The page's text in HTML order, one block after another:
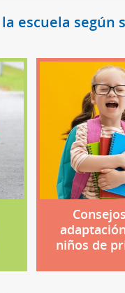
escuela según
niños de